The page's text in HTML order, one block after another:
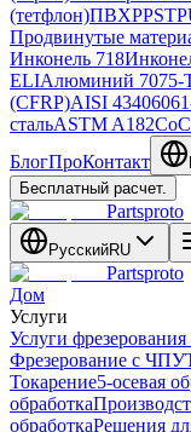
(тетфлон)ПВХPPS
Продвинутые
Инконель 718
ELIАлюминий 7075-
(CFRP)AISI 4340
стальASTM A182
БлогПроКонтакт
Бесплатный расчет.
Partsproto
РусскийRU
Partsproto
Дом
Услуги
Услуги
Фрезерование с ЧПУ
Токарение5-осевая
обработка
обработкаРешения